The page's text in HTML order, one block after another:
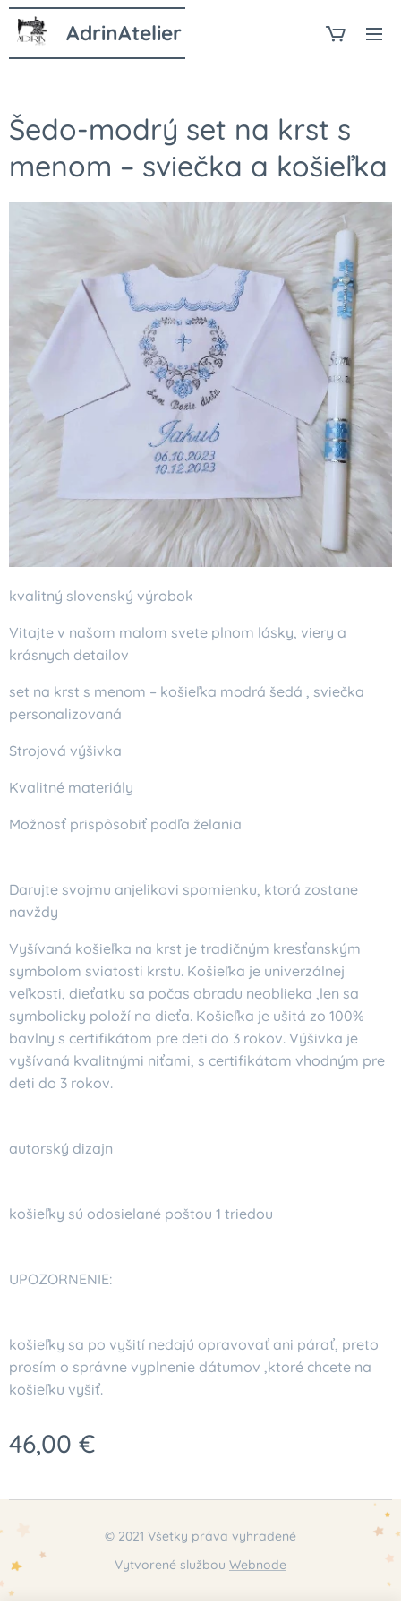
AdrinAtelier
Šedo-modrý set na krst s
menom – sviečka a košieľka
kvalitný slovenský výrobok
Vitajte v našom malom svete plnom lásky, viery a
krásnych detailov
set na krst s menom – košieľka modrá šedá , sviečka
personalizovaná
Strojová výšivka
Kvalitné materiály
Možnosť prispôsobiť podľa želania
Darujte svojmu anjelikovi spomienku, ktorá zostane
navždy
Vyšívaná košieľka na krst je tradičným kresťanským
symbolom sviatosti krstu. Košieľka je univerzálnej
veľkosti, dieťatku sa počas obradu neoblieka ,len sa
symbolicky položí na dieťa. Košieľka je ušitá zo 100%
bavlny s certifikátom pre deti do 3 rokov. Výšivka je
vyšívaná kvalitnými niťami, s certifikátom vhodným pre
deti do 3 rokov.
autorský dizajn
košieľky sú odosielané poštou 1 triedou
UPOZORNENIE:
košieľky sa po vyšití nedajú opravovať ani párať, preto
prosím o správne vyplnenie dátumov ,ktoré chcete na
košieľku vyšiť.
46,00 €
© 2021 Všetky práva vyhradené
Vytvorené službou Webnode